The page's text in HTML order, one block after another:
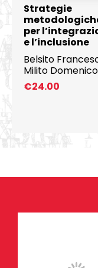
Strategie
per
e l’inclusione
Belsito
Milito Domenico
€24.00